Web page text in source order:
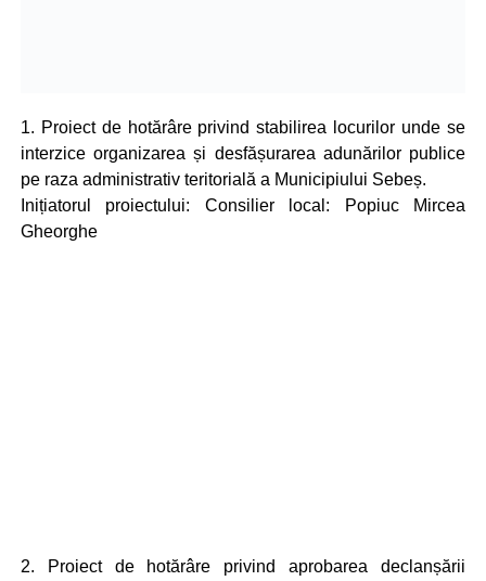
1. Proiect de hotărâre privind stabilirea locurilor unde se
interzice organizarea și desfășurarea adunărilor publice
pe raza administrativ teritorială a Municipiului Sebeș.
Inițiatorul proiectului: Consilier local: Popiuc Mircea
Gheorghe
2. Proiect de hotărâre privind aprobarea declanșării